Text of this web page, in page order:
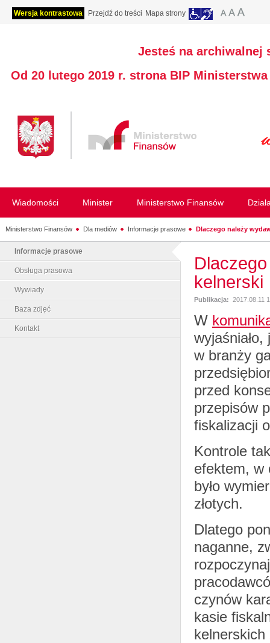
Wersja kontrastowa Przejdź do treści Mapa strony
Jesteś na archiwalnej
Od 20 lutego 2019 r. strona BIP
Wiadomości Minister Ministerstwo Finansów
Ministerstwo Finansów Dla mediów Informacje prasowe Dlaczego należy
Informacje prasowe
Obsługa prasowa
Wywiady
Baza zdjęć
Kontakt
kelnerski
Publikacja: 2017.08.11
W
w branży
przed
przepisów
fiskalizacji
Kontrole
efektem, w
było
złotych.
Dlatego
naganne,
czynów
kasie